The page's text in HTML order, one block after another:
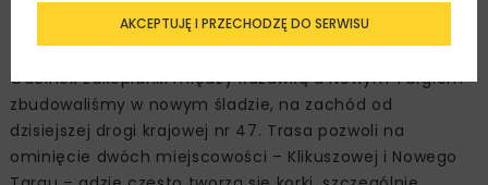
Dwa pasy w każdym kierunku
Odcinek zakopianki między Rdzawką a Nowym Targiem
zbudowaliśmy w nowym śladzie, na zachód od
dzisiejszej drogi krajowej nr 47. Trasa pozwoli na
ominięcie dwóch miejscowości – Klikuszowej i Nowego
AKCEPTUJĘ I PRZECHODZĘ DO SERWISU